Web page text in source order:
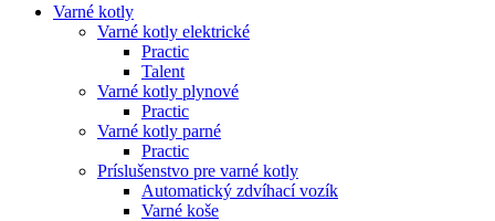
Varné kotly
Varné kotly elektrické
Practic
Talent
Varné kotly plynové
Practic
Varné kotly parné
Practic
Príslušenstvo pre varné kotly
Automatický zdvíhací vozík
Varné koše